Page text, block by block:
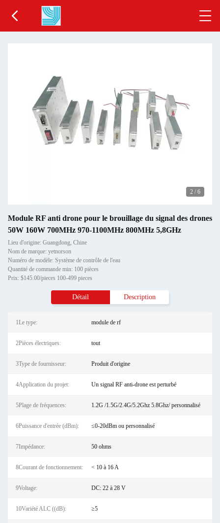
2 / 6
Module RF anti drone pour le brouillage du signal des drones
50W 160W 700MHz 970-1100MHz 800MHz 5,8GHz
Lieu d'origine: Guangdong, Chine
Nom de marque: yetnorson
Numéro de modèle: Système de contrôle de l'eau
Quantité de commande min: 100 pièces
Prix: $145.00/pieces 100-499 pieces
Détail Description
1Le type: module de rf
2Pièces électriques: tout
3Type de fournisseur: Produit d'origine
4Application du projet: Un signal RF anti-drone est perturbé
5Plage de fréquences: 1.2G /1.5G/2.4G/5.2Ghz 5.8Ghz/ personnalisé
6Puissance d'entrée (dBm): ≤0-20dBm ou personnalisé
7Impédance: 50 ohms
8Courant de fonctionnement: < 10 à 16 A
9Voltage: DC: 22 à 28 V
10Variété ALC ((dB): ≥5